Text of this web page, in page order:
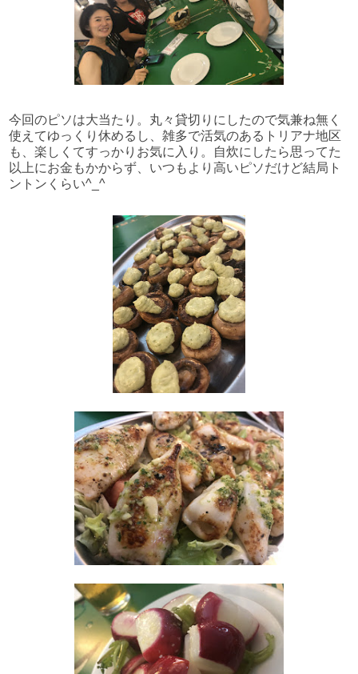
今回のピソは大当たり。丸々貸切りにしたので気兼ね無く
使えてゆっくり休めるし、雑多で活気のあるトリアナ地区
も、楽しくてすっかりお気に入り。自炊にしたら思ってた
以上にお金もかからず、いつもより高いピソだけど結局ト
ントンくらい^_^